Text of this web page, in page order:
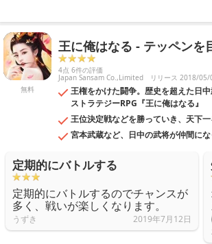
無料
王に俺はなる - テッペンを
4点 6件の評価
Japan Sansam Co.,Limited リリース 2018/05/
王権をかけた闘争。歴史を超えた日
ストラテジーRPG『王に俺はなる』
王位決定戦などを勝っていき、天下
宮本武蔵など、日中の武将が仲間にな
定期的にバトルする
定期的にバトルするのでチャンスが
多く、戦いが楽しくなります。
うずき 2019年7月12日